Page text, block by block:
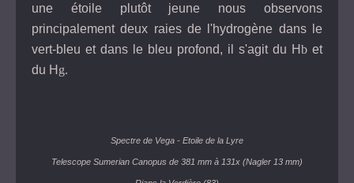
une étoile plutôt jeune nous observons
principalement deux raies de l'hydrogène dans le
vert-bleu et dans le bleu profond, il s'agit du Hb et
du H g.
Spectre de Vega - Etoile de la Lyre
Telescope Sumerian Canopus de 381 mm à 131x (Nagler 13 mm)